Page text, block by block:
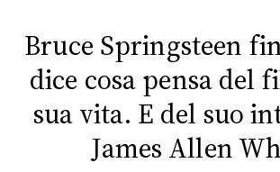
WEB
RADIO
PLAYLIST
Bruce Springsteen
dice cosa pensa del
sua vita. E del suo
James Allen